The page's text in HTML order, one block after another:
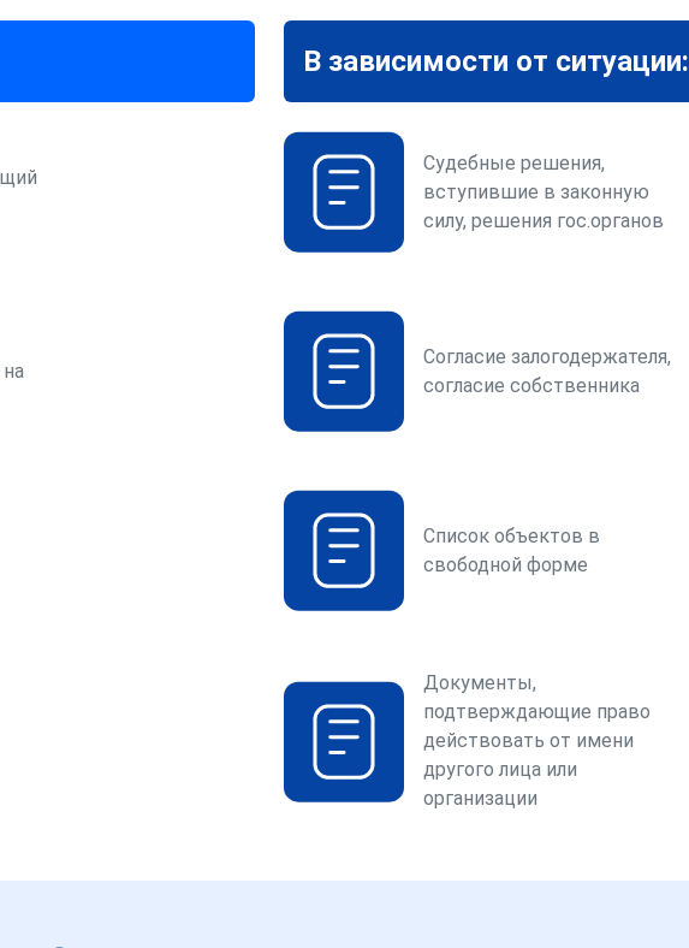
В зависимости от ситуации:
Судебные решения,
вступившие в законную
силу, решения гос.органов
Согласие залогодержателя,
согласие собственника
Список объектов в
свободной форме
Документы,
подтверждающие право
действовать от имени
другого лица или
организации